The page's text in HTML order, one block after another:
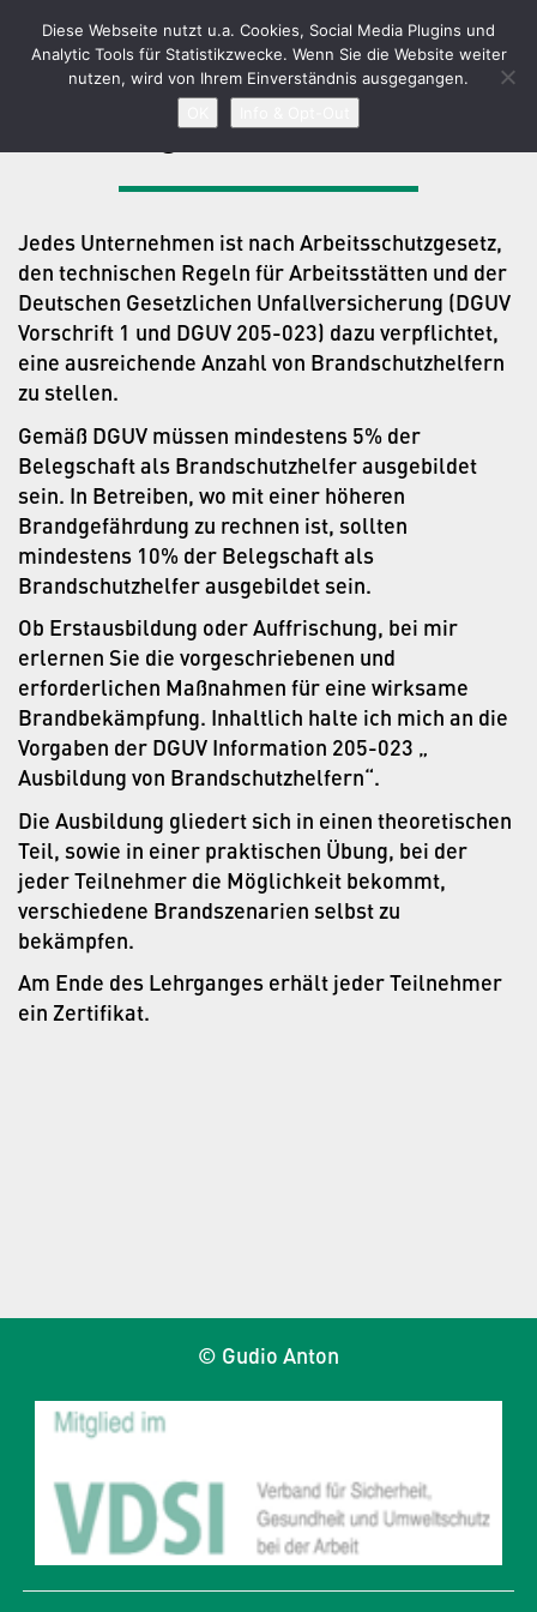
Toggle
GUIDO ANTON
Ausbildung von Brandschutzhelfern
Jedes Unternehmen ist nach Arbeitsschutzgesetz,
den technischen Regeln für Arbeitsstätten und der
Deutschen Gesetzlichen Unfallversicherung (DGUV
Vorschrift 1 und DGUV 205-023) dazu verpflichtet,
eine ausreichende Anzahl von Brandschutzhelfern
zu stellen.
Gemäß DGUV müssen mindestens 5% der
Belegschaft als Brandschutzhelfer ausgebildet
sein. In Betreiben, wo mit einer höheren
Brandgefährdung zu rechnen ist, sollten
mindestens 10% der Belegschaft als
Brandschutzhelfer ausgebildet sein.
Ob Erstausbildung oder Auffrischung, bei mir
erlernen Sie die vorgeschriebenen und
erforderlichen Maßnahmen für eine wirksame
Brandbekämpfung. Inhaltlich halte ich mich an die
Vorgaben der DGUV Information 205-023 „
Ausbildung von Brandschutzhelfern“.
Die Ausbildung gliedert sich in einen theoretischen
Teil, sowie in einer praktischen Übung, bei der
jeder Teilnehmer die Möglichkeit bekommt,
verschiedene Brandszenarien selbst zu
bekämpfen.
Am Ende des Lehrganges erhält jeder Teilnehmer
ein Zertifikat.
© Gudio Anton
Diese Webseite nutzt u.a. Cookies, Social Media Plugins und
Analytic Tools für Statistikzwecke. Wenn Sie die Website weiter
nutzen, wird von Ihrem Einverständnis ausgegangen.